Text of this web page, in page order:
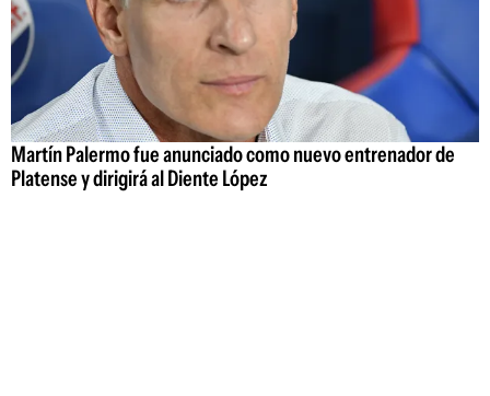
Martín Palermo fue anunciado como nuevo entrenador de
Platense y dirigirá al Diente López